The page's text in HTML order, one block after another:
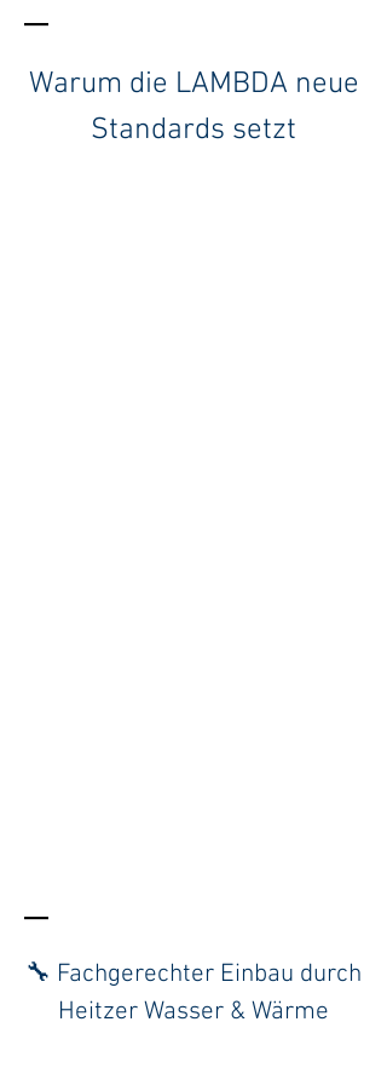
–
Warum die LAMBDA neue
Standards setzt
–
🔧 Fachgerechter Einbau durch
Heitzer Wasser & Wärme